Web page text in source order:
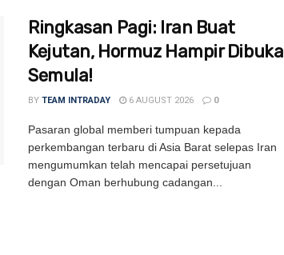
Ringkasan Pagi: Iran Buat
Kejutan, Hormuz Hampir Dibuka
Semula!
BY TEAM INTRADAY 6 AUGUST 2026 0
Pasaran global memberi tumpuan kepada
perkembangan terbaru di Asia Barat selepas Iran
mengumumkan telah mencapai persetujuan
dengan Oman berhubung cadangan...